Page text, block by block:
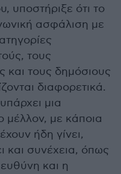
υποστήριξε ότι το
ασφάλιση με
τους
και τους δημόσιους
διαφορετικά.
μια
μέλλον, με κάποια
ήδη γίνει,
και συνέχεια, όπως
και η